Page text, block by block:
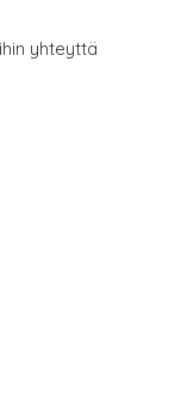
yhteyttä